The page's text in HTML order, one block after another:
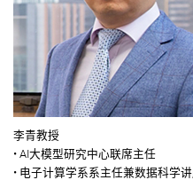
李青教授
• AI大模型研究中心联席主任
• 电子计算学系系主任兼数据科学